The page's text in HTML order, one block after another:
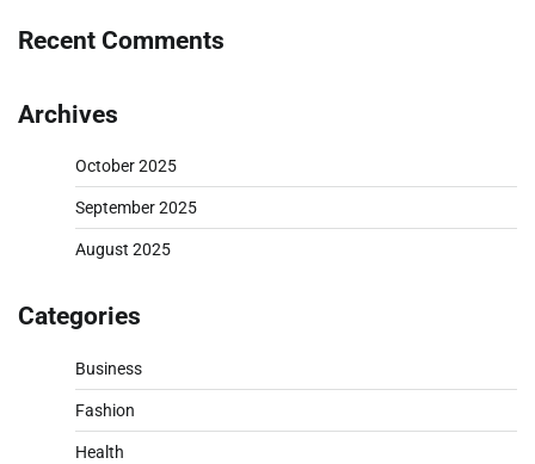
Recent Comments
Archives
October 2025
September 2025
August 2025
Categories
Business
Fashion
Health